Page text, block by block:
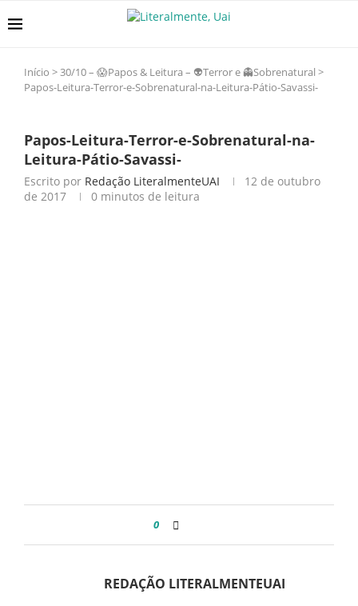
Início >30/10 – 😱Papos & Leitura – 👽Terror e 👻Sobrenatural >
Papos-Leitura-Terror-e-Sobrenatural-na-Leitura-Pátio-Savassi-
Papos-Leitura-Terror-e-Sobrenatural-na-
Leitura-Pátio-Savassi-
Escrito por Redação LiteralmenteUAI
12 de outubro
de 2017
0 minutos de leitura
0
REDAÇÃO LITERALMENTEUAI